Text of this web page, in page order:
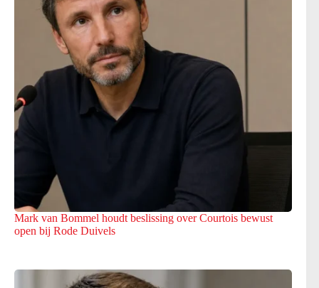
Mark van Bommel houdt beslissing over Courtois bewust
open bij Rode Duivels